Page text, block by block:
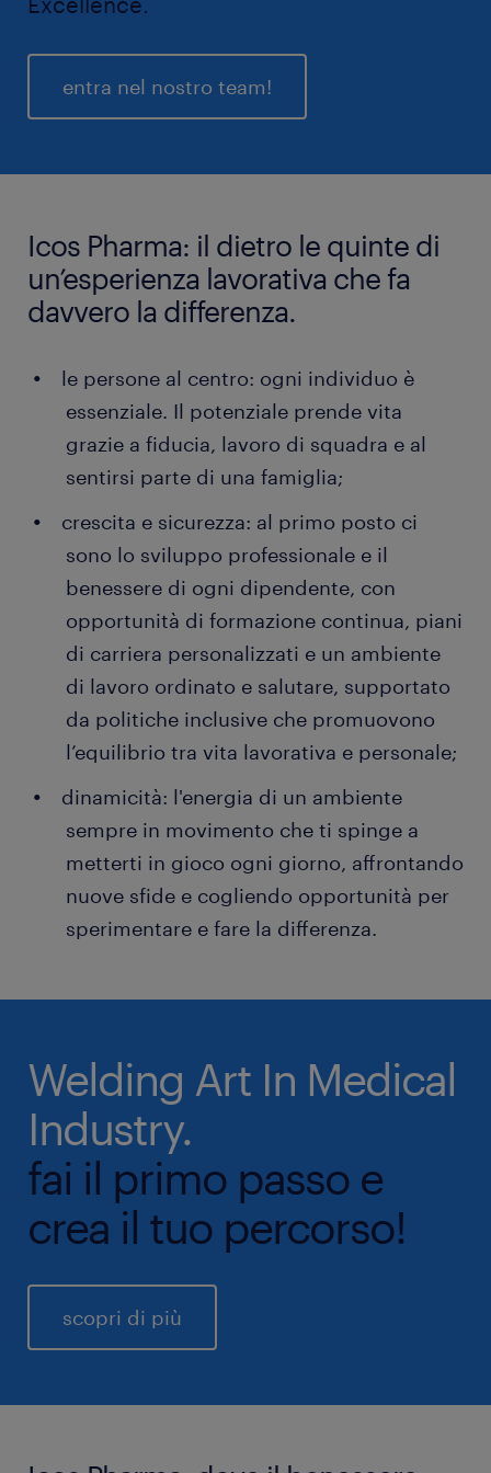
entra nel nostro team!
Icos Pharma: il dietro le quinte di
un’esperienza lavorativa che fa
davvero la differenza.
le persone al centro: ogni individuo è
essenziale. Il potenziale prende vita
grazie a fiducia, lavoro di squadra e al
sentirsi parte di una famiglia;
crescita e sicurezza: al primo posto ci
sono lo sviluppo professionale e il
benessere di ogni dipendente, con
opportunità di formazione continua, piani
di carriera personalizzati e un ambiente
di lavoro ordinato e salutare, supportato
da politiche inclusive che promuovono
l’equilibrio tra vita lavorativa e personale;
dinamicità: l'energia di un ambiente
sempre in movimento che ti spinge a
metterti in gioco ogni giorno, affrontando
nuove sfide e cogliendo opportunità per
sperimentare e fare la differenza.
Welding Art In Medical
Industry.
fai il primo passo e
crea il tuo percorso!
scopri di più